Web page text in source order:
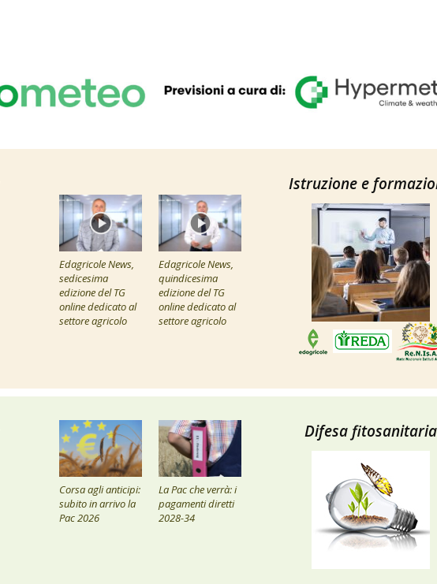
Edagricole News,
sedicesima
edizione del TG
online dedicato al
settore agricolo
Edagricole News,
quindicesima
edizione del TG
online dedicato al
settore agricolo
Istruzione e
Corsa agli anticipi:
subito in arrivo la
Pac 2026
La Pac che verrà: i
pagamenti diretti
2028-34
Difesa fitosanitaria